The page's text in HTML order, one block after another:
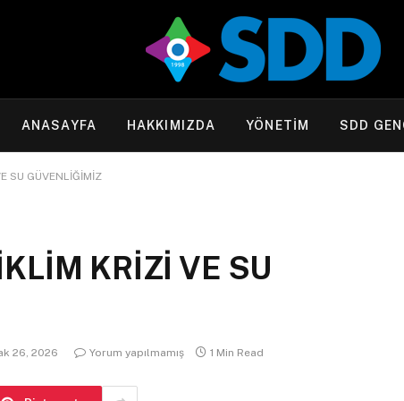
ANASAYFA HAKKIMIZDA YÖNETİM SDD
SU GÜVENLİĞİMİZ
KRİZİ VE SU
26, 2026 Yorum yapılmamış 1 Min Read